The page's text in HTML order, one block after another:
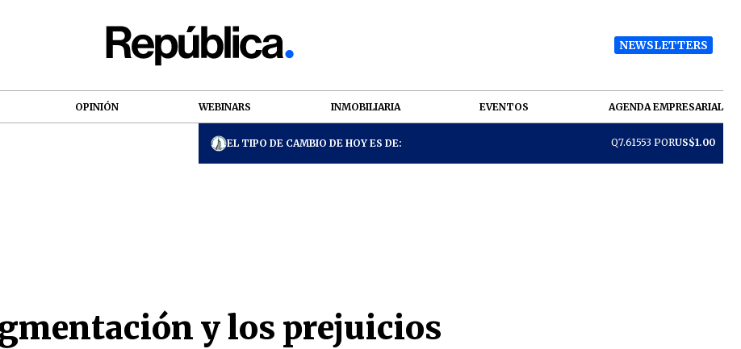
NEWSLETTERS
OPINIÓN WEBINARS INMOBILIARIA EVENTOS AGENDA EMPRESARIAL
EL TIPO DE CAMBIO DE HOY ES DE: Q7.61553 PORUS$1.00
y los prejuicios